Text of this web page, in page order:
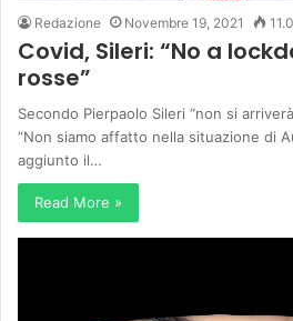
Redazione Novembre 19, 2021
Covid, Sileri: “No a
rosse”
Secondo Pierpaolo Sileri “non si
“Non siamo affatto nella situazione di
aggiunto il…
Read More »